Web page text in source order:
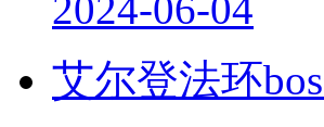
2024-06-04
艾尔登法环